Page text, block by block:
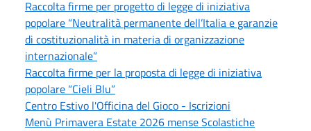
Raccolta firme per progetto di legge di iniziativa
popolare “Neutralità permanente dell’Italia e garanzie
di costituzionalità in materia di organizzazione
internazionale”
Raccolta firme per la proposta di legge di iniziativa
popolare “Cieli Blu”
Centro Estivo l'Officina del Gioco - Iscrizioni
Menù Primavera Estate 2026 mense Scolastiche